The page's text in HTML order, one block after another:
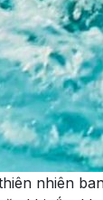
nhiên